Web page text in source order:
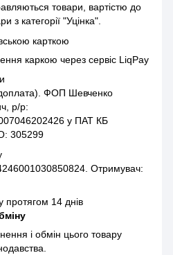
товари, вартістю до
з категорії "Уцінка".
карткою
каркою через сервіс LiqPay
ФОП Шевченко
р/р:
у ПАТ КБ
305299
Отримувач:
протягом 14 днів
і обмін цього товару